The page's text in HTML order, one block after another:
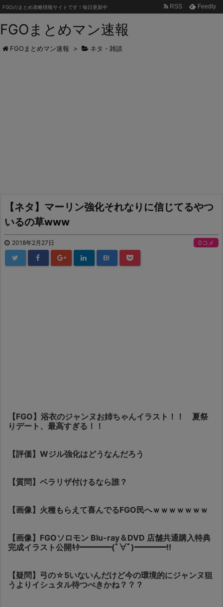
FGOまとめマン速報
FGOのまとめ攻略情報サイトです！毎日更新中 RSS Feedly
FGOまとめマン速報 > ネタ・雑談
【ネタ】マーリン強化それなりに信じてるやつ
いるの草www
2018年2月27日 0コメ
B!
【FGO】浴衣のジャンヌお姉ちゃんイラスト！！ 夏祭
りデート、最高すぎる！！
【評価】Wジル強化はどうなんだろう
【質問】ベラリザ付けるなら誰？
【画像】火種もらえて喜んでるFGO民へｗｗｗｗｗｗｗ
【画像】FGOソロモン Blu-ray＆DVD 店舗共通購入特典
完成イラスト公開ｷﾀ━━━━(ﾟ∀ﾟ)━━━━!!
【疑問】弓の☆5いないんだけど今の環境的にジャンヌ狙
うよりイシュタル待つべきかね？？？